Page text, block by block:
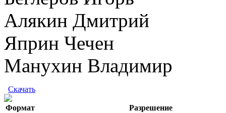
Алякин Дмитрий
Яприн Чечен
Манухин Владимир
Скачать
Формат
Разрешение